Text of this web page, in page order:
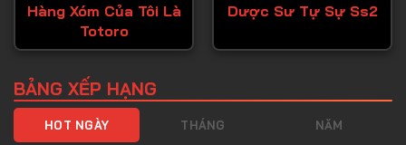
Tập 49
Hàng Xóm Của Tôi Là
Totoro
Dược Sư Tự Sự Ss2
BẢNG XẾP HẠNG
HOT NGÀY THÁNG NĂM